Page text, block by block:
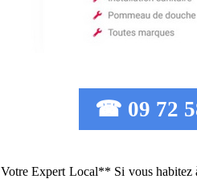
☎ 09 72
Expert Local** Si vous habitez